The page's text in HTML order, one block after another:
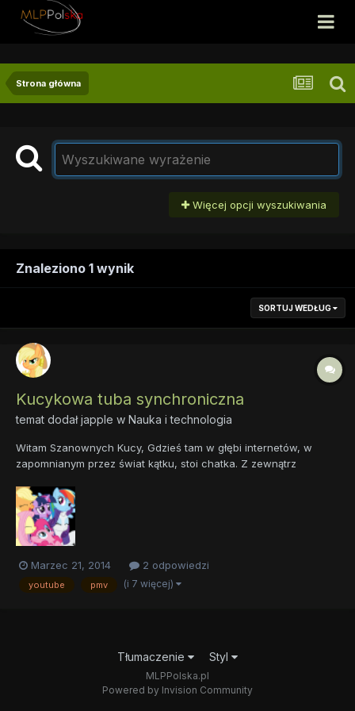
Strona główna
Więcej opcji wyszukiwania
Znaleziono 1 wynik
SORTUJ WEDŁUG
Kucykowa tuba synchroniczna
temat dodałjapple w Nauka i technologia
Witam Szanownych Kucy, Gdzieś tam w głębi internetów, w
zapomnianym przez świat kątku, stoi chatka. Z zewnątrz
porasta. Wiele takich jest, rzecz jasna. Wewnątrz jednak, cóż za
dziwy! Towarzystwo jak szalone, biega, mruczy uraczone. A t...
Marzec 21, 2014 2 odpowiedzi
youtube pmv (i 7 więcej)
Tłumaczenie Styl
MLPPolska.pl
Powered by Invision Community